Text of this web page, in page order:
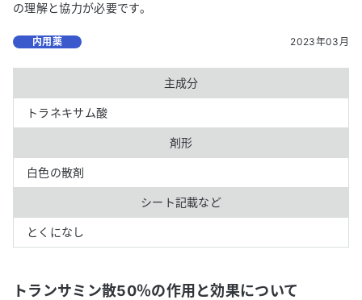
の理解と協力が必要です。
内用薬 2023年03月
主成分
トラネキサム酸
剤形
白色の散剤
シート記載など
とくになし
トランサミン散50％の作用と効果について